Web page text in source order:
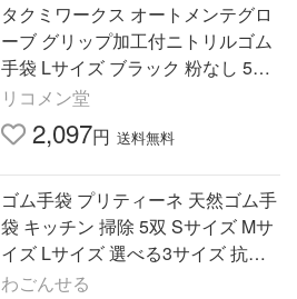
タクミワークス オートメンテグロ
ーブ グリップ加工付ニトリルゴム
手袋 Lサイズ ブラック 粉なし 50
枚入 代引不可
リコメン堂
2,097円 送料無料
ゴム手袋 プリティーネ 天然ゴム手
袋 キッチン 掃除 5双 Sサイズ Mサ
イズ Lサイズ 選べる3サイズ 抗菌
加工 サステナブル素材
わごんせる